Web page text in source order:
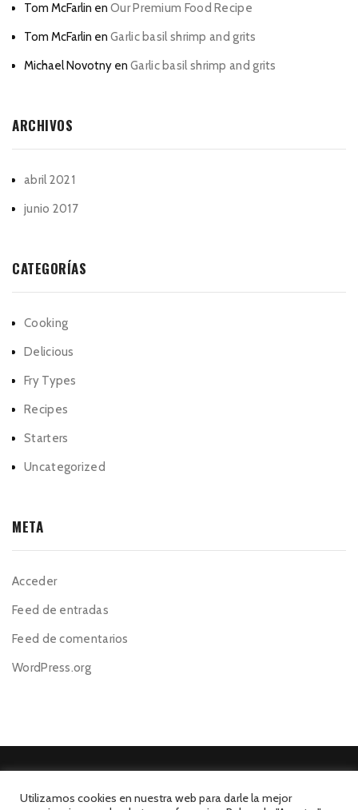
Tom McFarlin en Our Premium Food Recipe
Tom McFarlin en Garlic basil shrimp and grits
Michael Novotny en Garlic basil shrimp and grits
ARCHIVOS
abril 2021
junio 2017
CATEGORÍAS
Cooking
Delicious
Fry Types
Recipes
Starters
Uncategorized
META
Acceder
Feed de entradas
Feed de comentarios
WordPress.org
Utilizamos cookies en nuestra web para darle la mejor